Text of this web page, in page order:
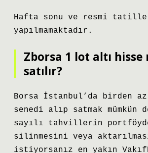
Hafta sonu ve resmi
yapılmamaktadır.
Zborsa 1 lot altı hisse
satılır?
Borsa İstanbul’da birden
senedi alıp satmak
sayılı tahvillerin
silinmesini veya
istiyorsanız en yakın